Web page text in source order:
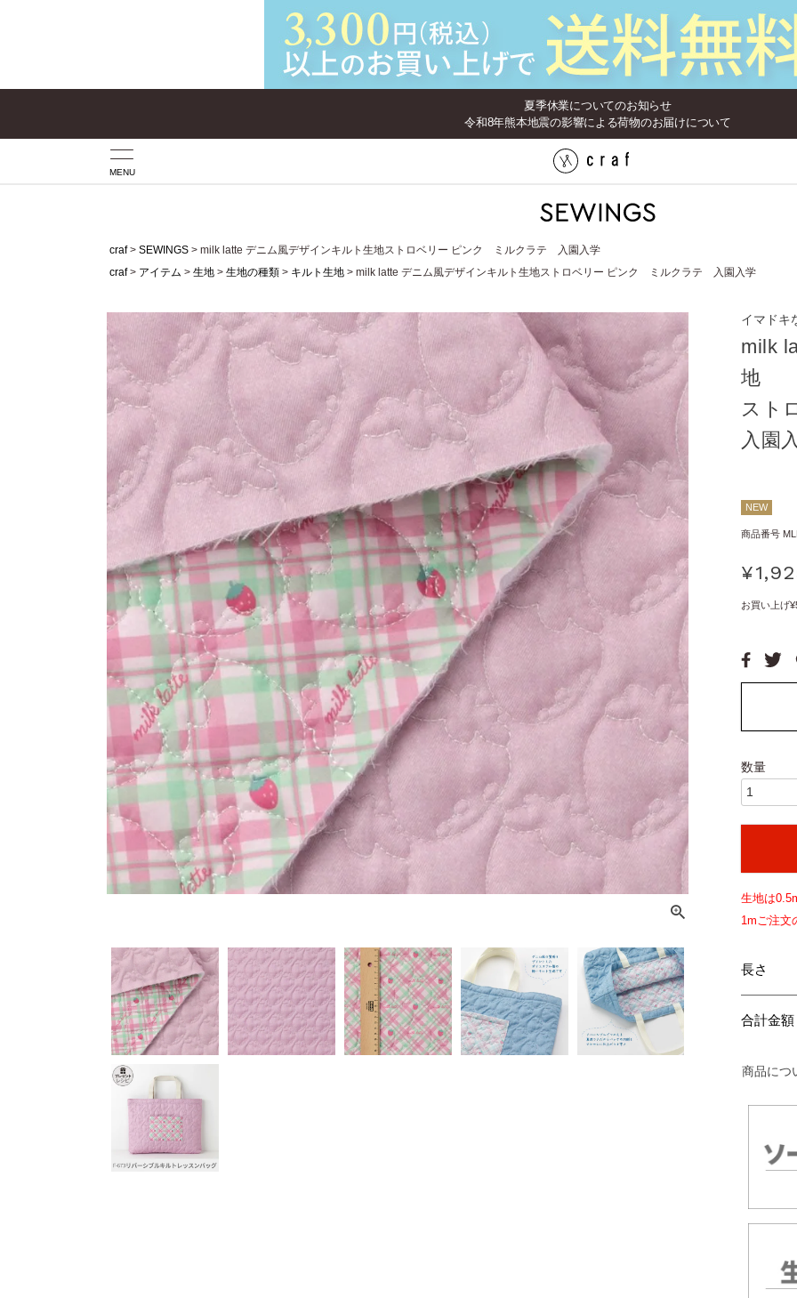
夏季休業についてのお知らせ
令和8年熊本地震の影響による荷物のお届けについて
MENU
craf SEWINGS
milk latte デニム風デザインキルト生地ストロベリー ピンク ミルクラテ 入園入学
craf
アイテム 生地 生地の種類 キルト生地 milk latte デニム風デザインキルト生地ストロベリー ピンク ミルクラテ 入園入学
イマドキ
milk
地
スト
入園
NEW
商品番号
¥
お買い上げ
生地は0.5
1mご注文
長さ
合計金額
商品につ